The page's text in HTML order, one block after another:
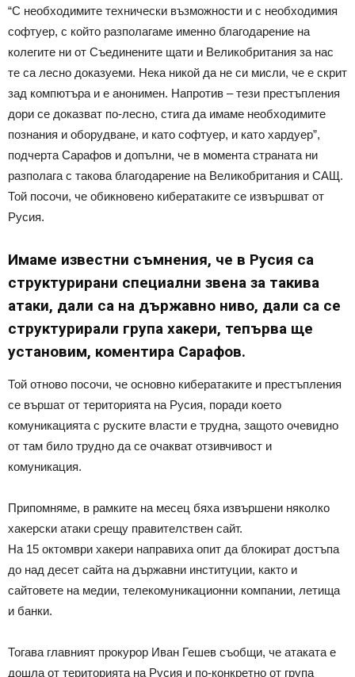
“С необходимите технически възможности и с необходимия
софтуер, с който разполагаме именно благодарение на
колегите ни от Съединените щати и Великобритания за нас
те са лесно доказуеми. Нека никой да не си мисли, че е скрит
зад компютъра и е анонимен. Напротив – тези престъпления
дори се доказват по-лесно, стига да имаме необходимите
познания и оборудване, и като софтуер, и като хардуер”,
подчерта Сарафов и допълни, че в момента страната ни
разполага с такова благодарение на Великобритания и САЩ.
Той посочи, че обикновено кибератаките се извършват от
Русия.
Имаме известни съмнения, че в Русия са
структурирани специални звена за такива
атаки, дали са на държавно ниво, дали са се
структурирали група хакери, тепърва ще
установим, коментира Сарафов.
Той отново посочи, че основно кибератаките и престъпления
се вършат от територията на Русия, поради което
комуникацията с руските власти е трудна, защото очевидно
от там било трудно да се очакват отзивчивост и
комуникация.
Припомняме, в рамките на месец бяха извършени няколко
хакерски атаки срещу правителствен сайт.
На 15 октомври хакери направиха опит да блокират достъпа
до над десет сайта на държавни институции, както и
сайтовете на медии, телекомуникационни компании, летища
и банки.
Тогава главният прокурор Иван Гешев съобщи, че атаката е
дошла от територията на Русия и по-конкретно от група